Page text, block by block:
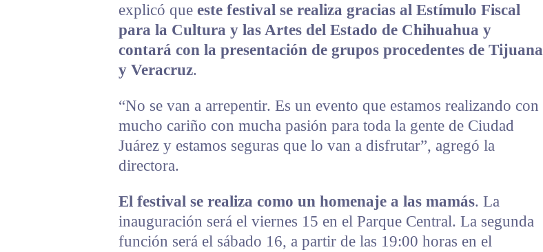
explicó que este festival se realiza gracias al Estímulo Fiscal
para la Cultura y las Artes del Estado de Chihuahua y
contará con la presentación de grupos procedentes de Tijuana
y Veracruz.
“No se van a arrepentir. Es un evento que estamos realizando con
mucho cariño con mucha pasión para toda la gente de Ciudad
Juárez y estamos seguras que lo van a disfrutar”, agregó la
directora.
El festival se realiza como un homenaje a las mamás. La
inauguración será el viernes 15 en el Parque Central. La segunda
función será el sábado 16, a partir de las 19:00 horas en el